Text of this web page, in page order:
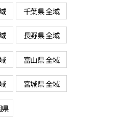
千葉県 全域
長野県 全域
富山県 全域
宮城県 全域